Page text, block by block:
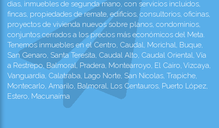
dias, inmuebles de segunda mano, con servicios incluidos,
fincas, propiedades de remate, edificios, consultorios, oficinas,
proyectos de vivienda nuevos sobre planos, condominios,
conjuntos cerrados a los precios más económicos del Meta.
Tenemos inmuebles en el Centro, Caudal, Morichal, Buque,
San Genaro, Santa Teresita, Caudal Alto, Caudal Oriental, Vía
a Restrepo, Balmoral, Pradera, Montearroyo, El Cairo, Vizcaya,
Vanguardia, Calatraba, Lago Norte, San Nicolas, Trapiche,
Montecarlo, Amarilo, Balmoral, Los Centauros, Puerto López,
Estero, Macunaíma